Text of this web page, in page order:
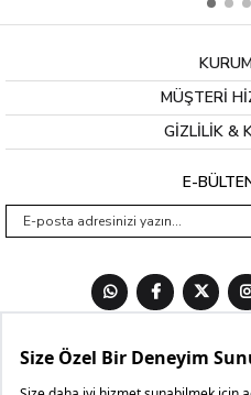
MÜŞTERİ
GİZLİLİK &
E-